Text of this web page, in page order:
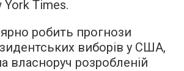
York Times.
робить прогнози
виборів у США,
власноруч розробленій